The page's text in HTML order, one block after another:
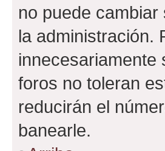
no puede
la administración.
innecesariamente
foros no toleran
reducirán el
banearle.